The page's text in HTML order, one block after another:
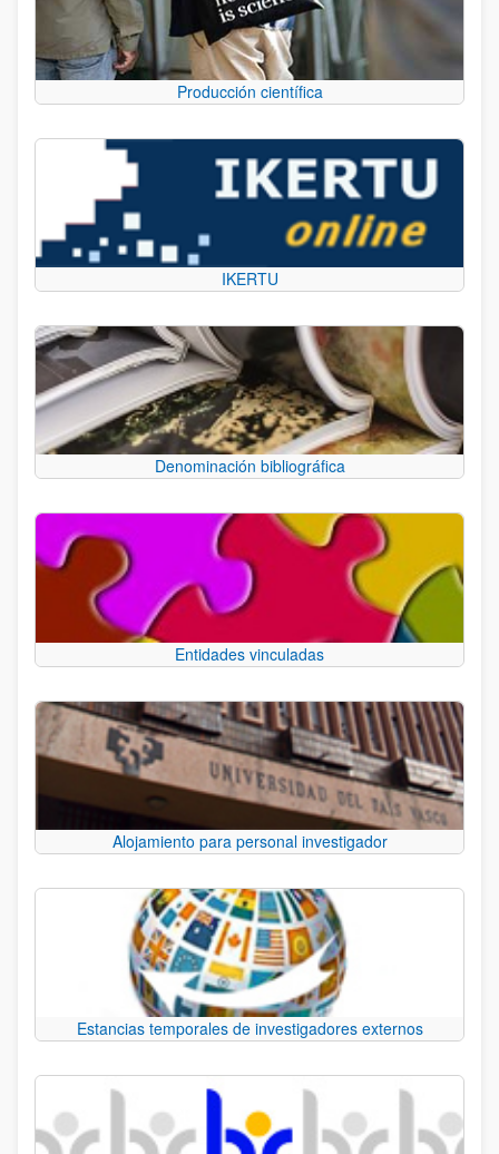
Producción científica
IKERTU
Denominación bibliográfica
Entidades vinculadas
Alojamiento para personal investigador
Estancias temporales de investigadores externos